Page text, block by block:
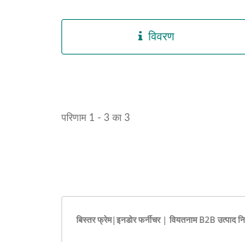
विवरण
परिणाम 1 - 3 का 3
बिस्तर फ्रेम|इनडोर फर्नीचर | वियतनाम B2B उत्पाद